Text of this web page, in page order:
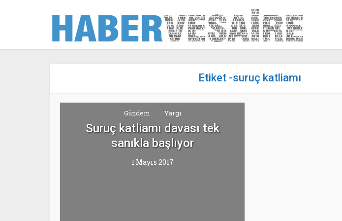
Etiket -suruç katliamı
Gündem Yargı
Suruç katliamı davası tek
sanıkla başlıyor
1 Mayıs 2017